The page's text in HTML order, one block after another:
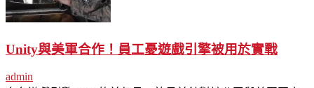
Unity與美軍合作！員工憂遊戲引擎被用於實戰
admin